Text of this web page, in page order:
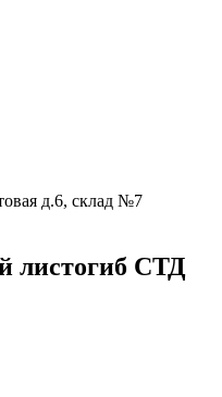
д.6, склад №7
листогиб СТД